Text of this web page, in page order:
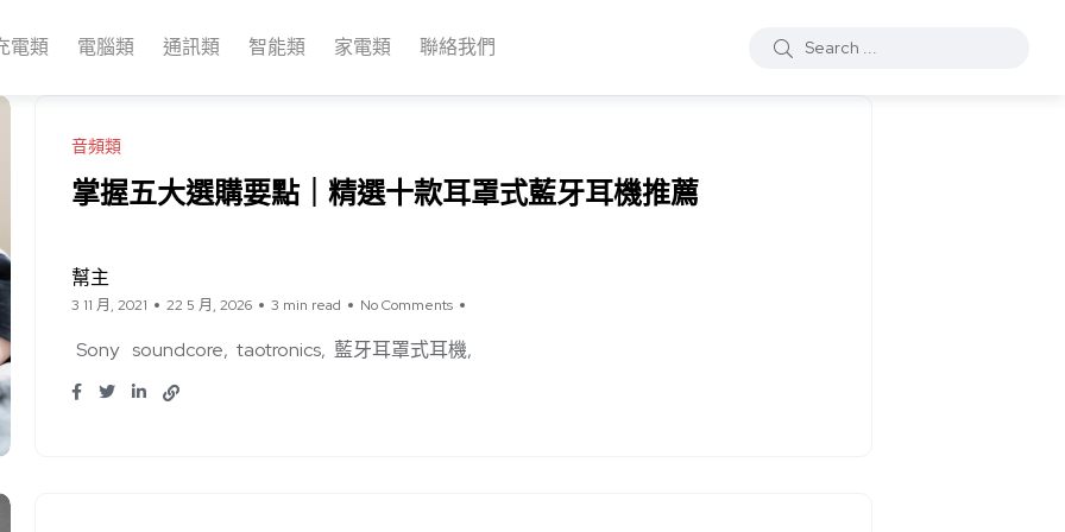
電類 電腦類 通訊類 智能類 家電類 聯絡我們
音頻類
掌握五大選購要點｜精選十款耳罩式藍牙耳機推薦
幫主
3 11 月, 2021 22 5 月, 2026 3 min read No Comments
Sony soundcore taotronics 藍牙耳罩式耳機